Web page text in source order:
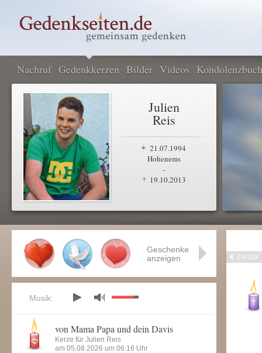
Nachruf Gedenkkerzen Bilder Videos Kondolenzbuch
Julien
Reis
21.07.1994
Hohenems
-
19.10.2013
Zurück
Geschenke
anzeigen
Musik:
von Mama Papa und dein Davis
Kerze für Julien Reis
am 05.08.2026 um 06:16 Uhr